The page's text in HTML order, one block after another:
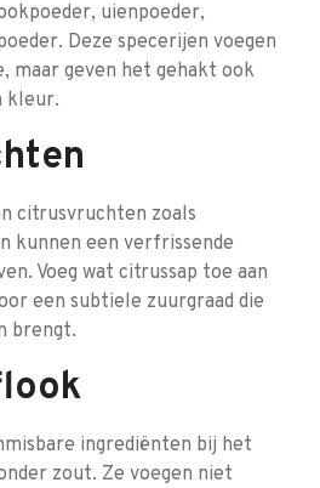
uienpoeder,
Deze specerijen voegen
maar geven het gehakt ook
kleur.
citrusvruchten zoals
kunnen een verfrissende
Voeg wat citrussap toe aan
een subtiele zuurgraad die
brengt.
ingrediënten bij het
zout. Ze voegen niet